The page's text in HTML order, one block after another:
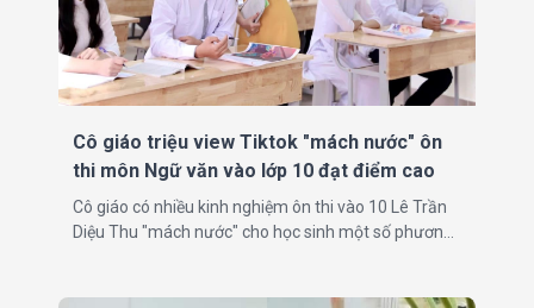
Cô giáo triệu view Tiktok "mách nước" ôn
thi môn Ngữ văn vào lớp 10 đạt điểm cao
Cô giáo có nhiều kinh nghiệm ôn thi vào 10 Lê Trần
Diệu Thu "mách nước" cho học sinh một số phương